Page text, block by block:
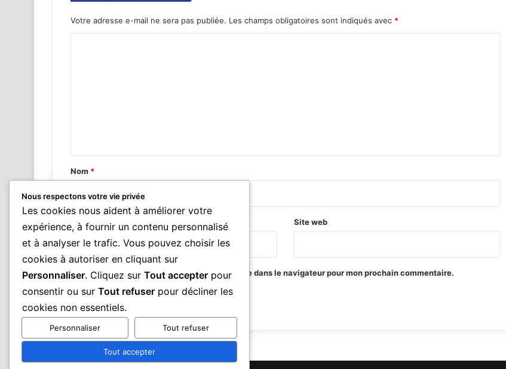
Votre adresse e-mail ne sera pas publiée. Les champs obligatoires sont indiqués avec *
a
*
Nom *
E-mail Site web
Enregistrer mon nom, mon e-mail et mon site dans le navigateur pour mon prochain commentaire.
Nous respectons votre vie privée
Les cookies nous aident à améliorer votre
expérience, à fournir un contenu personnalisé
et à analyser le trafic. Vous pouvez choisir les
cookies à autoriser en cliquant sur
Personnaliser. Cliquez sur Tout accepter pour
consentir ou sur Tout refuser pour décliner les
cookies non essentiels.
Personnaliser Tout refuser
Tout accepter